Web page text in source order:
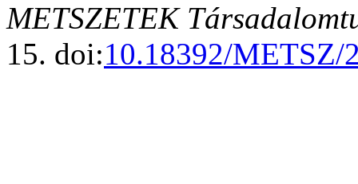
METSZETEK
15. doi:10.18392/METSZ/